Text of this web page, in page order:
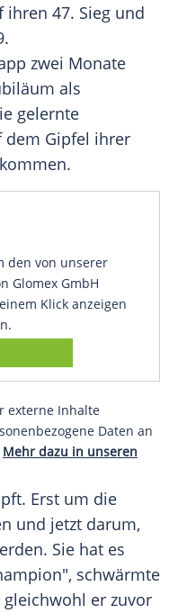
47. Sieg und
zwei Monate
als
gelernte
dem Gipfel ihrer
den von unserer
Glomex GmbH
Klick anzeigen
externe Inhalte
Daten an
Mehr dazu in unseren
Erst um die
und jetzt darum,
Sie hat es
schwärmte
gleichwohl er zuvor